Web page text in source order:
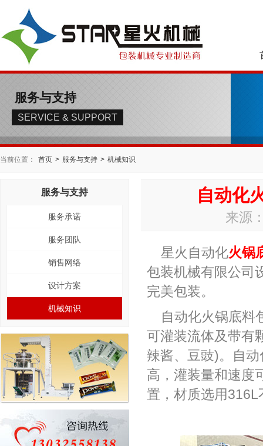
服务与支持
SERVICE & SUPPORT
当前位置： 首页 > 服务与支持 > 机械知识
服务与支持
服务承诺
服务团队
销售网络
设计方案
机械知识
自动化
来源
星火自动化火锅
包装机械有限公司
完美包装。
自动化火锅底料
可灌装流体及带有
辣酱、豆豉)。自
高，灌装量和速度
置，材质选用